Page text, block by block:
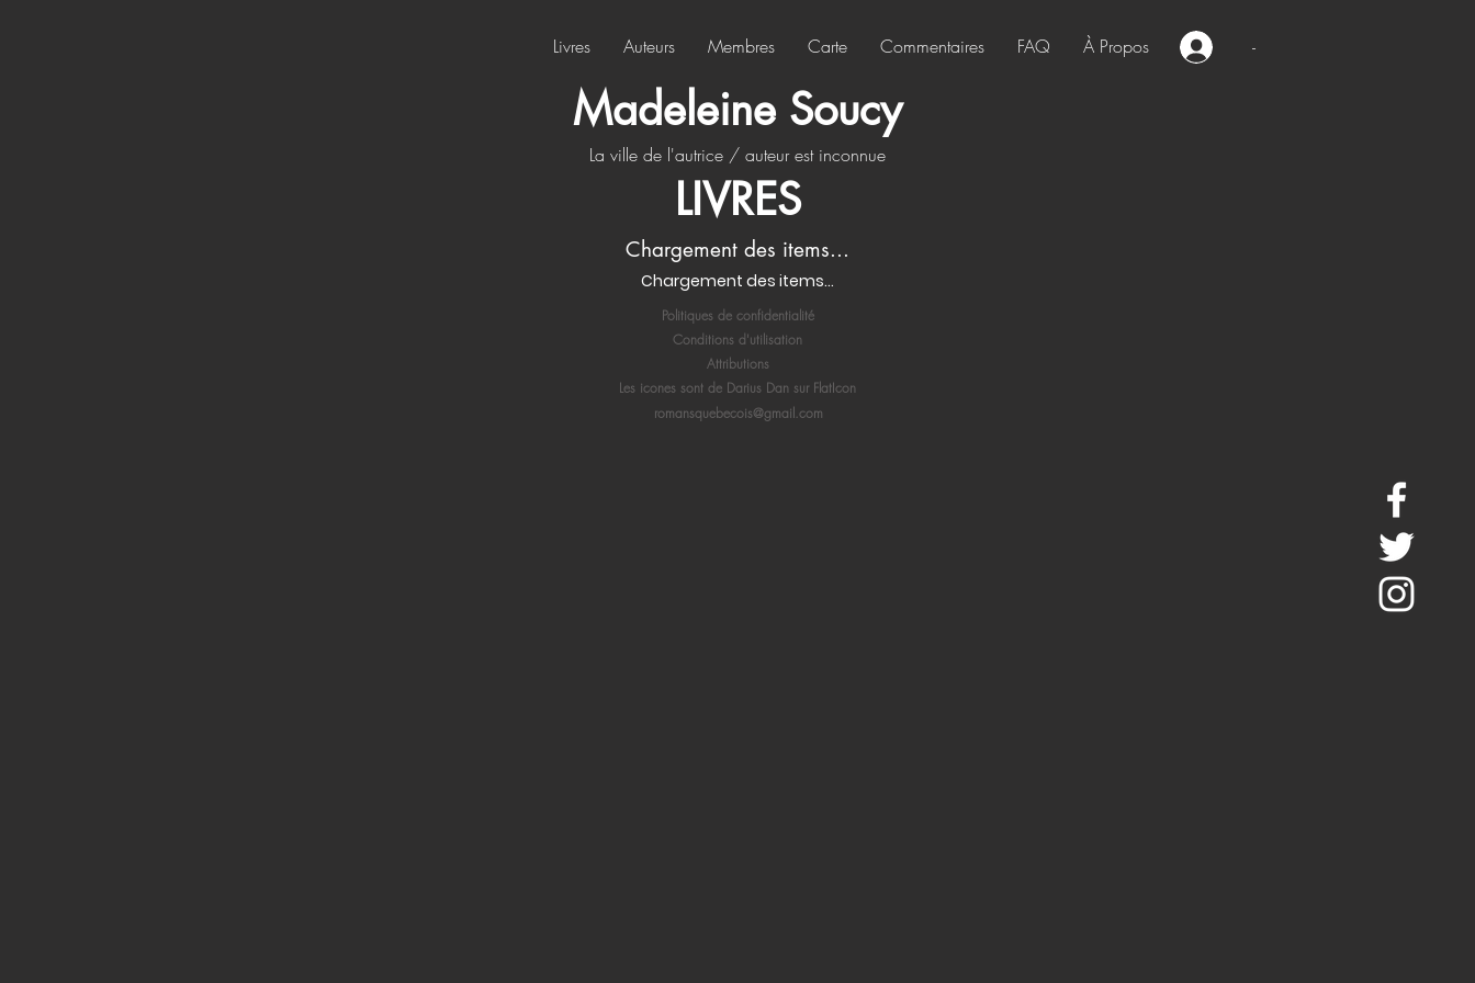
Livres Auteurs Membres Carte Commentaires FAQ À Propos -
Madeleine Soucy
La ville de l'autrice / auteur est inconnue
LIVRES
Chargement des items...
Chargement des items...
Politiques de confidentialité
Conditions d'utilisation
Attributions
Les icones sont de Darius Dan sur FlatIcon
romansquebecois@gmail.com